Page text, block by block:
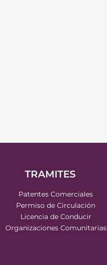
TRAMITES
Patentes Comerciales
Permiso de Circulación
Licencia de Conducir
Organizaciones Comunitarias